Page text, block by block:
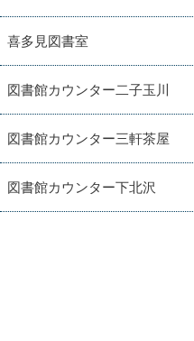
喜多見図書室
図書館カウンター二子玉川
図書館カウンター三軒茶屋
図書館カウンター下北沢